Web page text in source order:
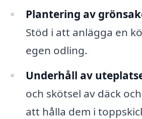
Plantering av
Stöd i att anlägga en
egen odling.
Underhåll av
och skötsel av däck
att hålla dem i